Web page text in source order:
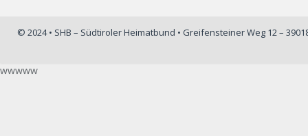
© 2024 • SHB – Südtiroler Heimatbund • Greifensteiner Weg 12 –
wwwww